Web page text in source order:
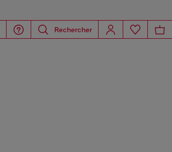
Rechercher